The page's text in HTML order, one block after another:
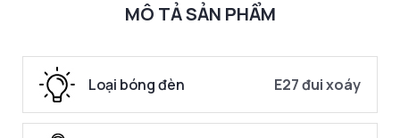
MÔ TẢ SẢN PHẨM
Loại bóng đèn E27 đui xoáy